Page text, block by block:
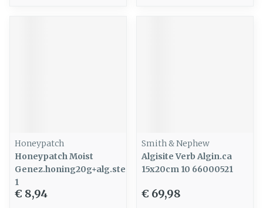
Honeypatch
Honeypatch Moist
Genez.honing20g+alg.ster10x10cm
1
€ 8,94
Smith & Nephew
Algisite Verb Algin.ca
15x20cm 10 66000521
€ 69,98